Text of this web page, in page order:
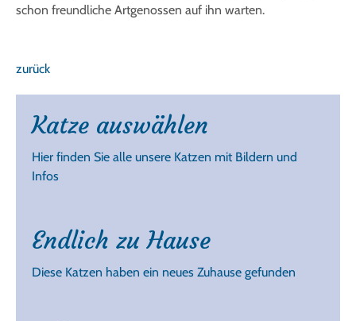
schon freundliche Artgenossen auf ihn warten.
zurück
Katze auswählen
Hier finden Sie alle unsere Katzen mit Bildern und
Infos
Endlich zu Hause
Diese Katzen haben ein neues Zuhause gefunden